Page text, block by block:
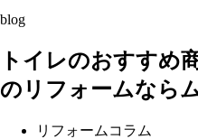
blog
トイレのおすすめ
のリフォームなら
リフォームコラム